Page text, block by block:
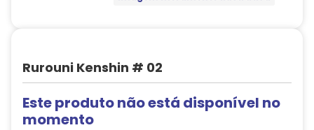
Rurouni Kenshin # 02
Este produto não está disponível no
momento